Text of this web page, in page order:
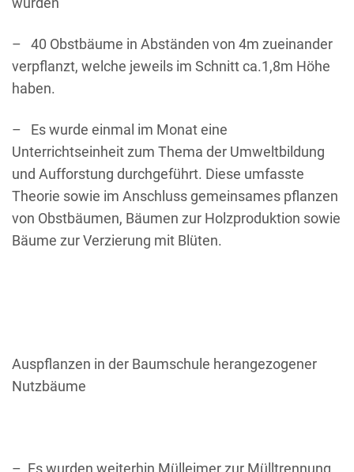
– 40 Obstbäume in Abständen von 4m zueinander
verpflanzt, welche jeweils im Schnitt ca.1,8m Höhe
haben.
– Es wurde einmal im Monat eine
Unterrichtseinheit zum Thema der Umweltbildung
und Aufforstung durchgeführt. Diese umfasste
Theorie sowie im Anschluss gemeinsames pflanzen
von Obstbäumen, Bäumen zur Holzproduktion sowie
Bäume zur Verzierung mit Blüten.
Auspflanzen in der Baumschule herangezogener
Nutzbäume
– Es wurden weiterhin Mülleimer zur Mülltrennung